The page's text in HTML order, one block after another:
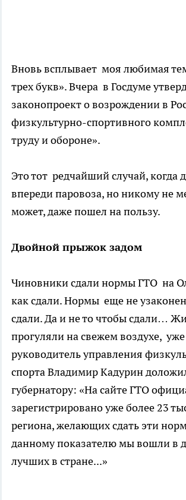
Вновь всплывает моя любимая
трех букв». Вчера в Госдуме
законопроект о возрождении в
физкультурно-спортивного
труду и обороне».
Это тот редчайший случай, когда
впереди паровоза, но никому не
может, даже пошел на пользу.
Двойной прыжок задом
Чиновники сдали нормы ГТО на
как сдали. Нормы еще не
сдали. Да и не то чтобы сдали…
прогуляли на свежем воздухе,
руководитель управления
спорта Владимир Кадурин
губернатору: «На сайте ГТО
зарегистрировано уже более 23
региона, желающих сдать эти
данному показателю мы вошли в
лучших в стране...»